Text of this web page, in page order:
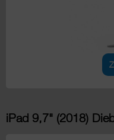
iPad 9,7" (2018)